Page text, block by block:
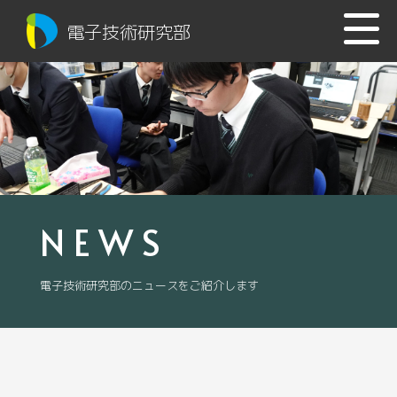
電子技術研究部
NEWS
電子技術研究部のニュースをご紹介します